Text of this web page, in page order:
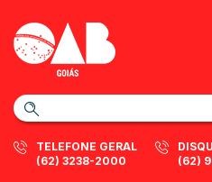
TELEFONE GERAL
(62) 3238-2000
(62)